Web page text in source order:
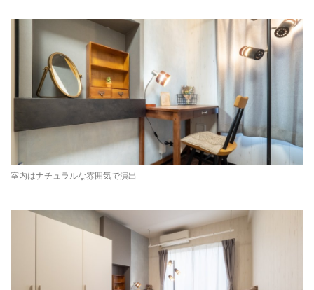
室内はナチュラルな雰囲気で演出